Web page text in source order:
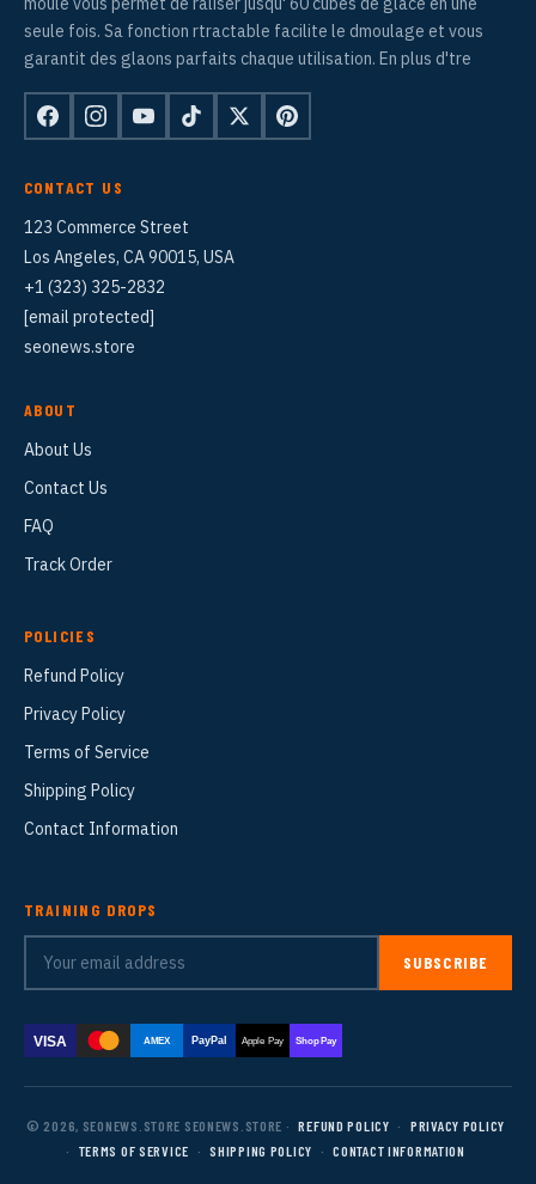
seule fois. Sa fonction rtractable facilite le dmoulage et vous
garantit des glaons parfaits chaque utilisation. En plus d'tre
CONTACT US
123 Commerce Street
Los Angeles, CA 90015, USA
+1 (323) 325-2832
[email protected]
seonews.store
ABOUT
About Us
Contact Us
FAQ
Track Order
POLICIES
Refund Policy
Privacy Policy
Terms of Service
Shipping Policy
Contact Information
TRAINING DROPS
SUBSCRIBE
VISA AMEX PayPal Apple Pay Shop Pay
© 2026, SEONEWS.STORE SEONEWS.STORE · REFUND POLICY ·
PRIVACY POLICY
·
TERMS OF SERVICE · SHIPPING POLICY · CONTACT INFORMATION